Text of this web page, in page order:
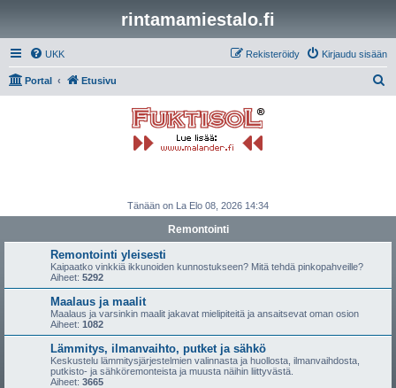
rintamamiestalo.fi
UKK Kirjaudu sisään
Rekisteröidy
Portal Etusivu
Tänään on La Elo 08, 2026 14:34
Remontointi
Remontointi yleisesti
Kaipaatko vinkkiä ikkunoiden kunnostukseen? Mitä tehdä pinkopahveille?
Aiheet: 5292
Maalaus ja maalit
Maalaus ja varsinkin maalit jakavat mielipiteitä ja ansaitsevat oman osion
Aiheet: 1082
Lämmitys, ilmanvaihto, putket ja sähkö
Keskustelu lämmitysjärjestelmien valinnasta ja huollosta, ilmanvaihdosta,
putkisto- ja sähköremonteista ja muusta näihin liittyvästä.
Aiheet: 3665